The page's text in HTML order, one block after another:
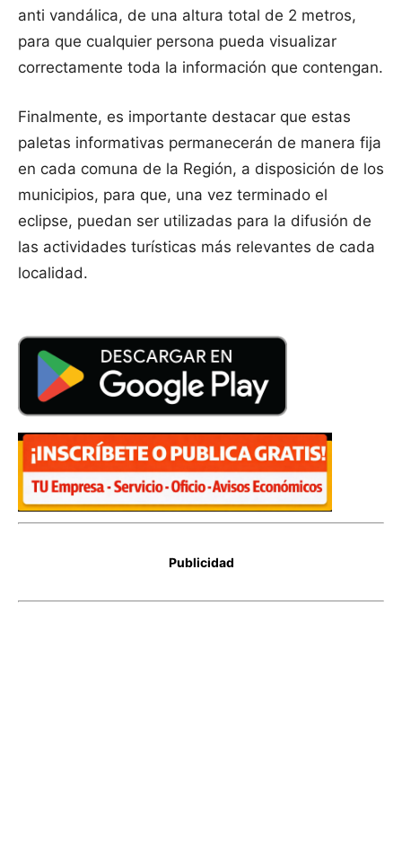
anti vandálica, de una altura total de 2 metros,
para que cualquier persona pueda visualizar
correctamente toda la información que contengan.
Finalmente, es importante destacar que estas
paletas informativas permanecerán de manera fija
en cada comuna de la Región, a disposición de los
municipios, para que, una vez terminado el
eclipse, puedan ser utilizadas para la difusión de
las actividades turísticas más relevantes de cada
localidad.
Publicidad